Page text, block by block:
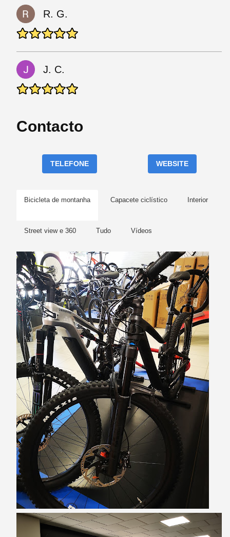
R. G.
J. C.
Contacto
TELEFONE WEBSITE
Bicicleta de montanha Capacete ciclístico Interior
Street view e 360 Tudo Vídeos